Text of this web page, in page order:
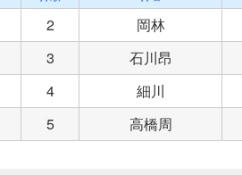
2
岡林
3
石川昂
4
細川
5 高橋周